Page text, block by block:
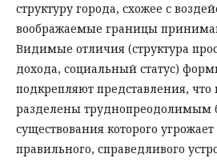
структуру города, схожее с
воображаемые границы
Видимые отличия (структура
дохода, социальный статус)
подкрепляют представления, что
разделены труднопреодолимым
существования которого
правильного, справедливого